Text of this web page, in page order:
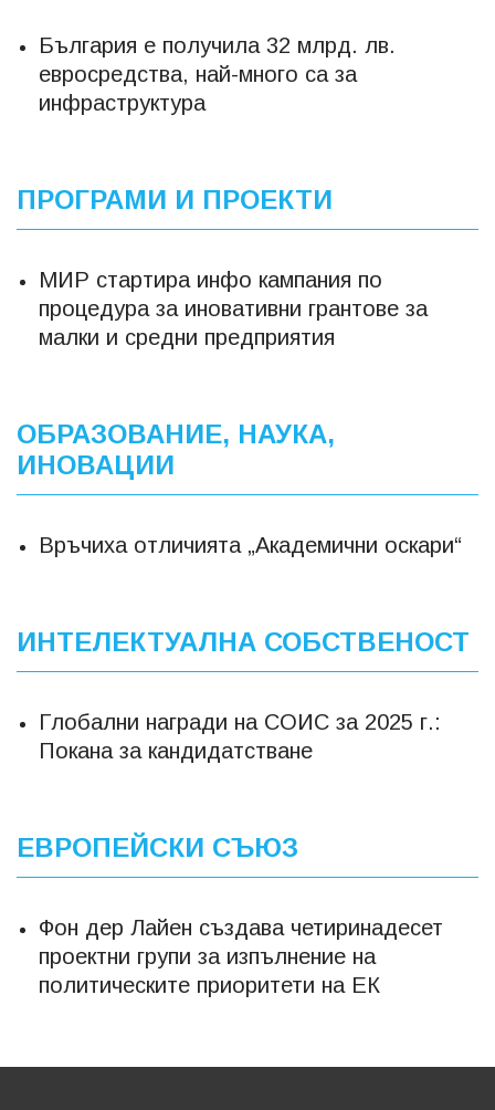
България е получила 32 млрд. лв.
евросредства, най-много са за
инфраструктура
ПРОГРАМИ И ПРОЕКТИ
МИР стартира инфо кампания по
процедура за иновативни грантове за
малки и средни предприятия
ОБРАЗОВАНИЕ, НАУКА,
ИНОВАЦИИ
Връчиха отличията „Академични оскари“
ИНТЕЛЕКТУАЛНА СОБСТВЕНОСТ
Глобални награди на СОИС за 2025 г.:
Покана за кандидатстване
ЕВРОПЕЙСКИ СЪЮЗ
Фон дер Лайен създава четиринадесет
проектни групи за изпълнение на
политическите приоритети на ЕК